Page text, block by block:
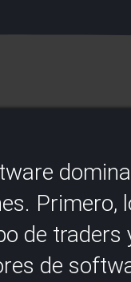
Primero,
de traders
de